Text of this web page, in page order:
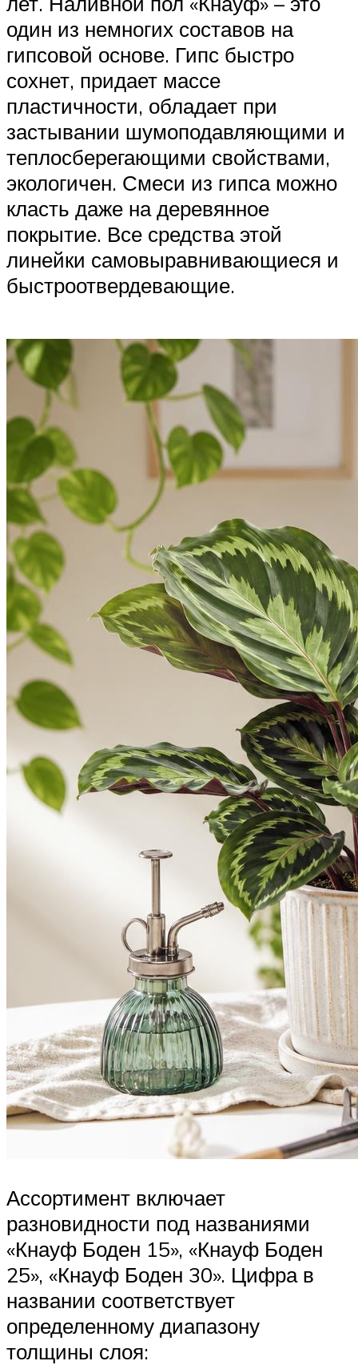
один из немногих составов на
гипсовой основе. Гипс быстро
сохнет, придает массе
пластичности, обладает при
застывании шумоподавляющими и
теплосберегающими свойствами,
экологичен. Смеси из гипса можно
класть даже на деревянное
покрытие. Все средства этой
линейки самовыравнивающиеся и
быстроотвердевающие.
Ассортимент включает
разновидности под названиями
«Кнауф Боден 15», «Кнауф Боден
25», «Кнауф Боден 30». Цифра в
названии соответствует
определенному диапазону
толщины слоя: